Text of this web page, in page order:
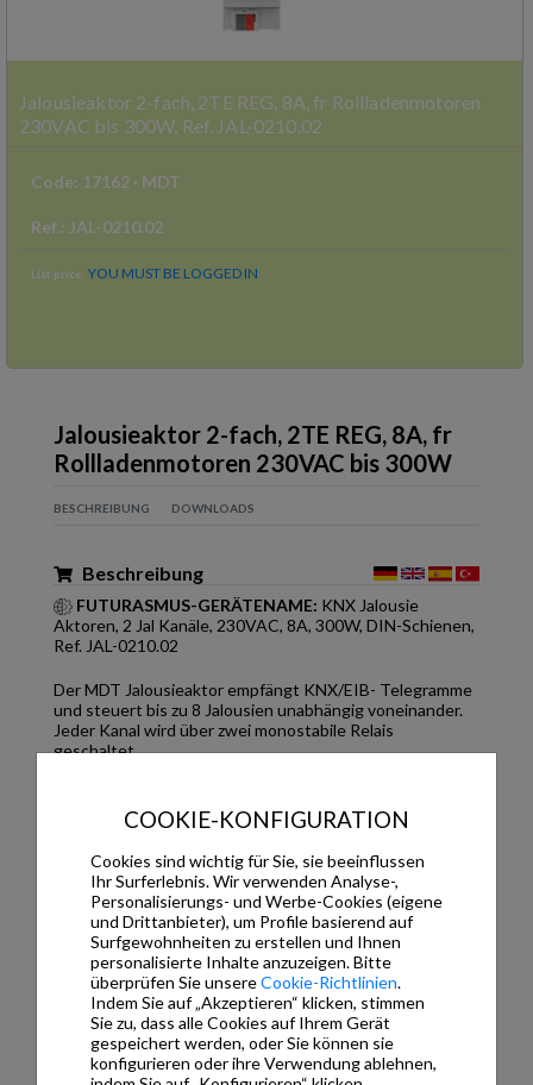
Jalousieaktor 2-fach, 2TE REG, 8A, fr Rollladenmotoren
230VAC bis 300W, Ref. JAL-0210.02
Code: 17162 · MDT
Ref.: JAL-0210.02
List price: YOU MUST BE LOGGED IN
Jalousieaktor 2-fach, 2TE REG, 8A, fr
Rollladenmotoren 230VAC bis 300W
BESCHREIBUNG DOWNLOADS
Beschreibung
FUTURASMUS-GERÄTENAME: KNX Jalousie
Aktoren, 2 Jal Kanäle, 230VAC, 8A, 300W, DIN-Schienen,
Ref. JAL-0210.02
Der MDT Jalousieaktor empfängt KNX/EIB- Telegramme
und steuert bis zu 8 Jalousien unabhängig voneinander.
Jeder Kanal wird über zwei monostabile Relais
geschaltet.
9001
Umfangreiche Funktionserweiterung
Betriebsart Jalousie/Rolllade
Lauf-, Pausen- und Schrittzeit frei einstellbar
Getrennte Verfahrzeit für Auf/Ab einstellbar
Tastbetrieb zur genauen Positionierung
Erweiterte 1Bit Automatikpositionen und
Szenenfunktionen
1Byte absolute Positionierung für Höhe und
Lamelle
Alarm-, Zentral- und Sperrfunktionen
Verhalten nach Alarm und Sperre einzeln
einstellbar
COOKIE-KONFIGURATION
Cookies sind wichtig für Sie, sie beeinflussen
Ihr Surferlebnis. Wir verwenden Analyse-,
Personalisierungs- und Werbe-Cookies (eigene
und Drittanbieter), um Profile basierend auf
Surfgewohnheiten zu erstellen und Ihnen
personalisierte Inhalte anzuzeigen. Bitte
überprüfen Sie unsereCookie-Richtlinien.
Indem Sie auf „Akzeptieren“ klicken, stimmen
Sie zu, dass alle Cookies auf Ihrem Gerät
gespeichert werden, oder Sie können sie
konfigurieren oder ihre Verwendung ablehnen,